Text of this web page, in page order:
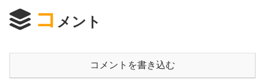
コ メント
コメントを書き込む